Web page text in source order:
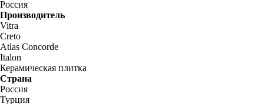
Россия
Производитель
Vitra
Creto
Atlas Concorde
Italon
Керамическая плитка
Страна
Россия
Турция